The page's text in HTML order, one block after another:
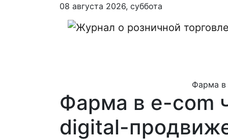
08 августа 2026, суббота
Фарма в
Фарма в e-com
digital-